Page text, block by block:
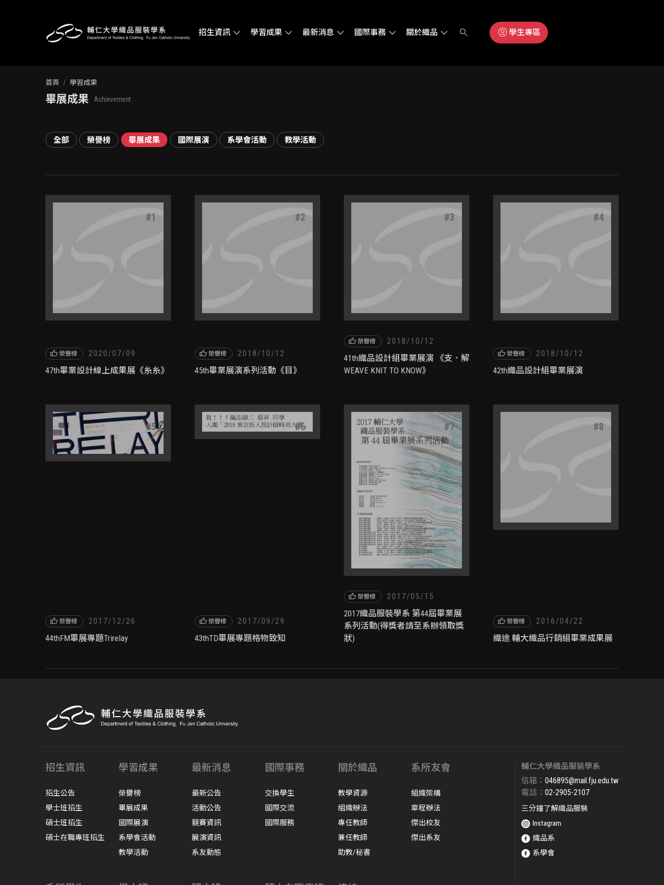
招生資訊 學習成果 最新消息 國際事務 關於織品 search account_circle 學生專區
首頁 學習成果
畢展成果 Achievement
全部 榮譽榜 畢展成果 國際展演 系學會活動 教學活動
#1
thumb_up 榮譽榜 2020/07/09
47th畢業設計線上成果展《糸糸》
#2
thumb_up 榮譽榜 2018/10/12
45th畢業展演系列活動《目》
#3
thumb_up 榮譽榜 2018/10/12
41th織品設計組畢業展演 《支．解
WEAVE KNIT TO KNOW》
#4
thumb_up 榮譽榜 2018/10/12
42th織品設計組畢業展演
#5
thumb_up 榮譽榜 2017/12/26
44thFM畢展專題Trirelay
#6
thumb_up 榮譽榜 2017/09/29
43thTD畢展專題格物致知
#7
thumb_up 榮譽榜 2017/05/15
2017織品服裝學系 第44屆畢業展
系列活動(得獎者請至系辦領取獎
狀)
#8
thumb_up 榮譽榜 2016/04/22
織途 輔大織品行銷組畢業成果展
招生資訊
招生公告
學士班招生
碩士班招生
碩士在職專班招生
學習成果
榮譽榜
畢展成果
國際展演
系學會活動
教學活動
最新消息
最新公告
活動公告
競賽資訊
展演資訊
系友動態
國際事務
交換學生
國際交流
國際服務
關於織品
教學資源
組織辦法
專任教師
兼任教師
助教/秘書
系所友會
組織架構
章程辦法
傑出校友
傑出系友
輔仁大學織品服裝學系
信箱： 046895@mail.fju.edu.tw​
電話： 02-2905-2107
三分鐘了解織品服裝
Instagram
織品系
系學會